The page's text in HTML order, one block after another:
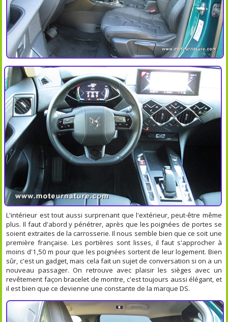
L'intérieur est tout aussi surprenant que l'extérieur, peut-être même
plus. Il faut d'abord y pénétrer, après que les poignées de portes se
soient extraites de la carrosserie. Il nous semble bien que ce soit une
première française. Les portières sont lisses, il faut s'approcher à
moins d'1,50 m pour que les poignées sortent de leur logement. Bien
sûr, c'est un gadget, mais cela fait un sujet de conversation si on a un
nouveau passager. On retrouve avec plaisir les sièges avec un
revêtement façon bracelet de montre, c'est toujours aussi élégant, et
il est bien que ce devienne une constante de la marque DS.